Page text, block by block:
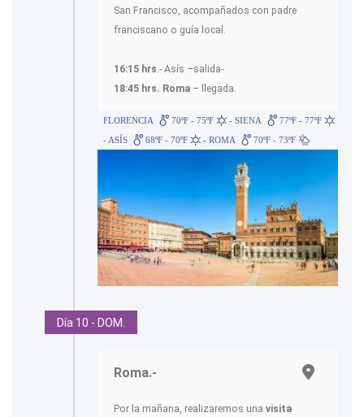
San Francisco, acompañados con padre
franciscano o guía local.
16:15 hrs.- Asís –salida-
18:45 hrs. Roma – llegada.
FLORENCIA 70ºF - 75ºF - SIENA
77ºF - 77ºF
- ASÍS
68ºF - 70ºF - ROMA 70ºF - 73ºF
Día 10 - DOM.
Roma.-
Por la mañana, realizaremos una visita